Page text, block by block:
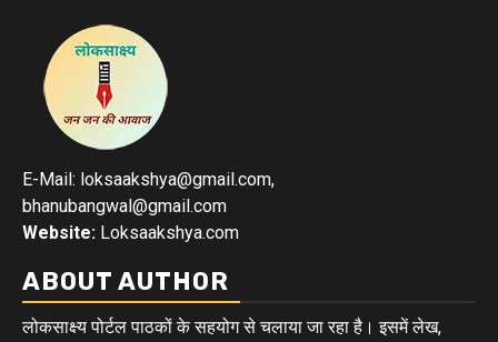
E-Mail: loksaakshya@gmail.com,
bhanubangwal@gmail.com
Website: Loksaakshya.com
ABOUT AUTHOR
लोकसाक्ष्य पोर्टल पाठकों के सहयोग से चलाया जा रहा है। इसमें लेख,